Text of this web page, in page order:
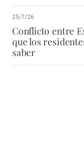
25/7/26
Conflicto entre
que los
saber